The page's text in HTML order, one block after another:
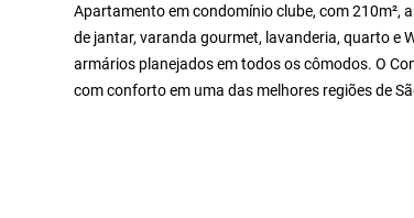
Apartamento em condomínio clube, com 210m²,
de jantar, varanda gourmet, lavanderia, quarto e
armários planejados em todos os cômodos. O
com conforto em uma das melhores regiões de